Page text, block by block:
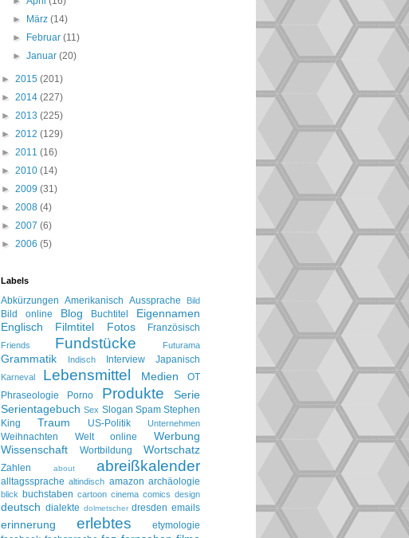
►
März(14)
►
Februar(11)
►Januar(20)
► 2015 (201)
► 2014 (227)
► 2013 (225)
► 2012 (129)
► 2011 (16)
► 2010 (14)
► 2009 (31)
► 2008 (4)
► 2007 (6)
► 2006 (5)
Labels
Abkürzungen Amerikanisch Aussprache Bild
Bild online Blog Buchtitel
Eigennamen
Englisch
Filmtitel Fotos Französisch
Friends Fundstücke Futurama
Grammatik Indisch Interview Japanisch
Karneval Lebensmittel Medien
OT
Phraseologie
Porno Produkte
Serie
Serientagebuch Sex Slogan Spam Stephen
King
Traum US-Politik Unternehmen
Weihnachten Welt online
Werbung
Wissenschaft
Wortbildung Wortschatz
Zahlen about abreißkalender
alltagssprache altindisch amazon archäologie
blick buchstaben cartoon cinema comics design
deutsch dialekte dolmetscher dresden emails
erinnerung erlebtes
etymologie